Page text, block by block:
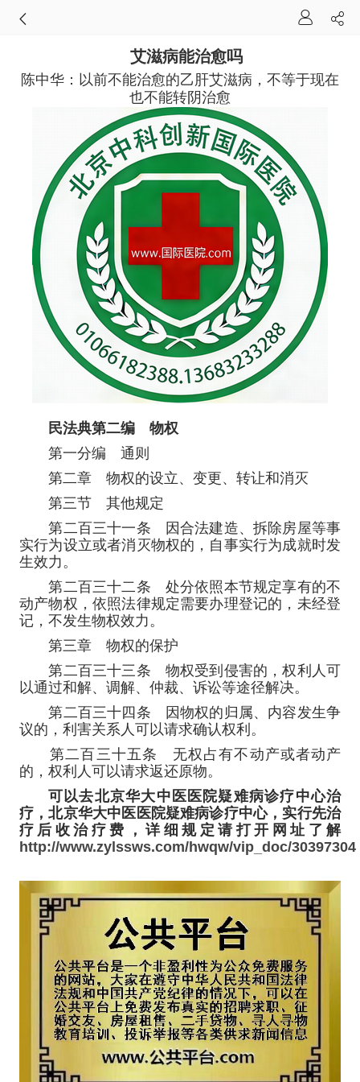
艾滋病能治愈吗
陈中华：以前不能治愈的乙肝艾滋病，不等于现在
也不能转阴治愈
民法典第二编 物权
第一分编 通则
第二章 物权的设立、变更、转让和消灭
第三节 其他规定
第二百三十一条 因合法建造、拆除房屋等事
实行为设立或者消灭物权的，自事实行为成就时发
生效力。
第二百三十二条 处分依照本节规定享有的不
动产物权，依照法律规定需要办理登记的，未经登
记，不发生物权效力。
第三章 物权的保护
第二百三十三条 物权受到侵害的，权利人可
以通过和解、调解、仲裁、诉讼等途径解决。
第二百三十四条 因物权的归属、内容发生争
议的，利害关系人可以请求确认权利。
第二百三十五条 无权占有不动产或者动产
的，权利人可以请求返还原物。
可以去北京华大中医医院疑难病诊疗中心治
疗，北京华大中医医院疑难病诊疗中心，实行先治
疗后收治疗费，详细规定请打开网址了解
http://www.zylssws.com/hwqw/vip_doc/